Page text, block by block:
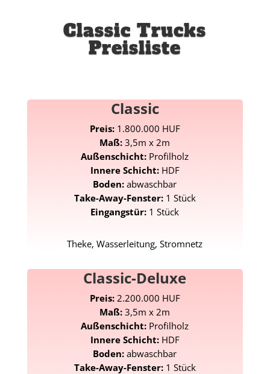
Classic Trucks
Preisliste
Classic
Preis:1.800.000 HUF
Maß: 3,5m x 2m
Außenschicht: Profilholz
Innere Schicht:HDF
Boden: abwaschbar
Take-Away-Fenster:1 Stück
Eingangstür: 1 Stück
Theke, Wasserleitung, Stromnetz
Classic-Deluxe
Preis:2.200.000 HUF
Maß: 3,5m x 2m
Außenschicht: Profilholz
Innere Schicht:HDF
Boden: abwaschbar
Take-Away-Fenster:1 Stück